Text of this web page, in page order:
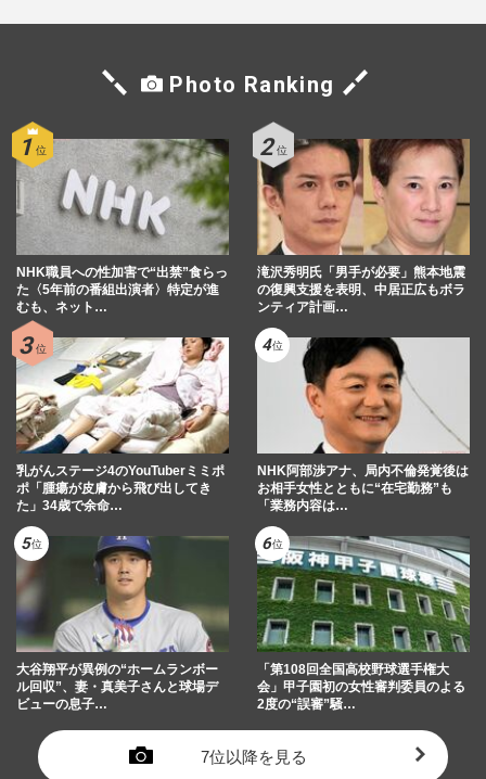
Photo Ranking
NHK職員への性加害で“出禁”食らっ
た〈5年前の番組出演者〉特定が進
むも、ネット…
滝沢秀明氏「男手が必要」熊本地震
の復興支援を表明、中居正広もボラ
ンティア計画…
乳がんステージ4のYouTuberミミポ
ポ「腫瘍が皮膚から飛び出してき
た」34歳で余命…
NHK阿部渉アナ、局内不倫発覚後は
お相手女性とともに“在宅勤務”も
「業務内容は…
大谷翔平が異例の“ホームランボー
ル回収”、妻・真美子さんと球場デ
ビューの息子…
「第108回全国高校野球選手権大
会」甲子園初の女性審判委員のよる
2度の“誤審”騒…
7位以降を見る